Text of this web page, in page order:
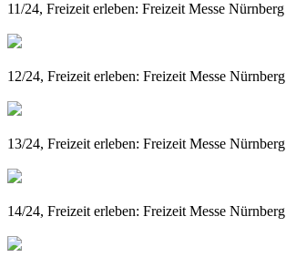
11/24, Freizeit erleben: Freizeit Messe Nürnberg
12/24, Freizeit erleben: Freizeit Messe Nürnberg
13/24, Freizeit erleben: Freizeit Messe Nürnberg
14/24, Freizeit erleben: Freizeit Messe Nürnberg